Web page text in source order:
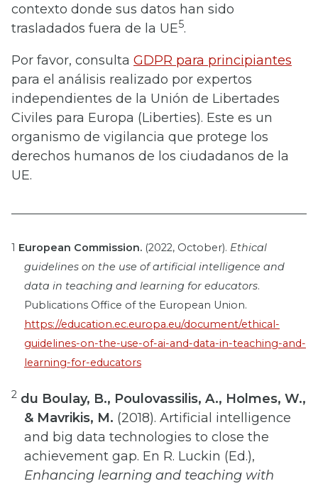
contexto donde sus datos han sido
trasladados fuera de la UE5.
Por favor, consulta GDPR para principiantes
para el análisis realizado por expertos
independientes de la Unión de Libertades
Civiles para Europa (Liberties). Este es un
organismo de vigilancia que protege los
derechos humanos de los ciudadanos de la
UE.
1 European Commission. (2022, October). Ethical
guidelines on the use of artificial intelligence and
data in teaching and learning for educators.
Publications Office of the European Union.
https://education.ec.europa.eu/document/ethical-
guidelines-on-the-use-of-ai-and-data-in-teaching-and-
learning-for-educators
2 du Boulay, B., Poulovassilis, A., Holmes, W.,
& Mavrikis, M. (2018). Artificial intelligence
and big data technologies to close the
achievement gap. En R. Luckin (Ed.),
Enhancing learning and teaching with